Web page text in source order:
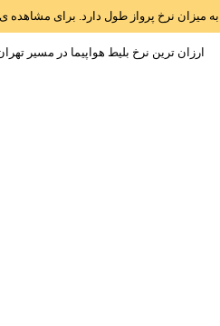
میزان نرخ پرواز طول دارد. برای
ارزان ترین نرخ بلیط هواپیما در مسیر